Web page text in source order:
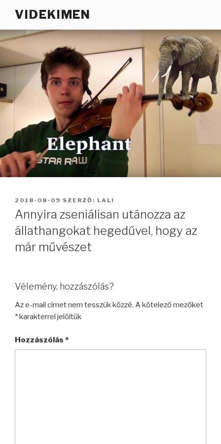
VIDEKIMEN
BEKÜLDVE:
2018-08-09 SZERZŐ: LALI
Annyira zseniálisan utánozza az
állathangokat hegedűvel, hogy az
már művészet
Vélemény, hozzászólás?
Az e-mail címet nem tesszük közzé. A kötelező mezőket
* karakterrel jelöltük
Hozzászólás *